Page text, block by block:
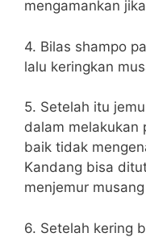
mengamankan
4. Bilas shampo
lalu keringkan
5. Setelah itu
dalam melakukan
baik tidak
Kandang bisa
menjemur
6. Setelah kering